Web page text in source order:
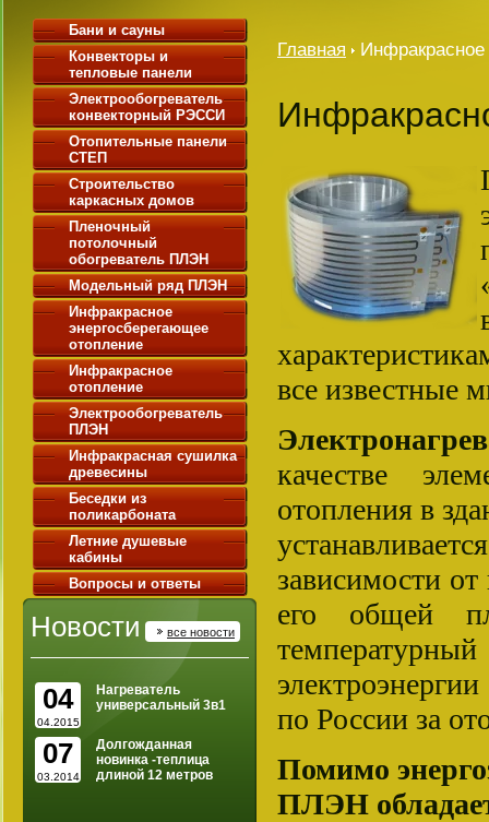
Бани и сауны
Конвекторы и
тепловые панели
Электрообогреватель
конвекторный РЭССИ
Отопительные панели
СТЕП
Строительство
каркасных домов
Пленочный
потолочный
обогреватель ПЛЭН
Модельный ряд ПЛЭН
Инфракрасное
энергосберегающее
отопление
Инфракрасное
отопление
Электрообогреватель
ПЛЭH
Инфракрасная сушилка
древесины
Беседки из
поликарбоната
Летние душевые
кабины
Вопросы и ответы
Новости все новости
04
04.2015
Нагреватель
универсальный 3в1
07
03.2014
Долгожданная
новинка -теплица
длиной 12 метров
Главная Инфракрасное
все известные
качестве
отопления в
зависимости от
его общей
по России за
Помимо
ПЛЭН